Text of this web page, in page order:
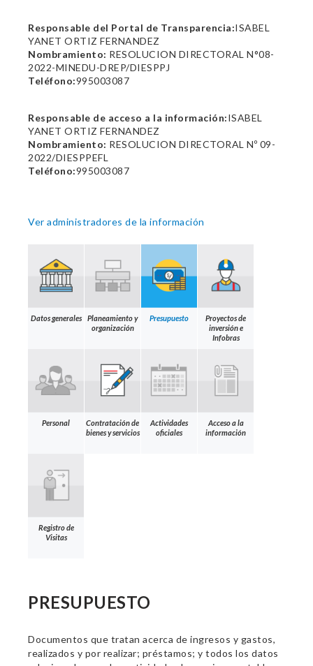
Responsable del Portal de Transparencia:ISABEL
YANET ORTIZ FERNANDEZ
Nombramiento: RESOLUCION DIRECTORAL N°08-
2022-MINEDU-DREP/DIESPPJ
Teléfono:995003087
Responsable de acceso a la información:ISABEL
YANET ORTIZ FERNANDEZ
Nombramiento: RESOLUCION DIRECTORAL Nº 09-
2022/DIESPPEFL
Teléfono:995003087
Ver administradores de la información
Datos generales
Planeamiento y
organización
Presupuesto
Proyectos de
inversión e
Infobras
Personal
Contratación de
bienes y servicios
Actividades
oficiales
Acceso a la
información
Registro de
Visitas
PRESUPUESTO
Documentos que tratan acerca de ingresos y gastos,
realizados y por realizar; préstamos; y todos los datos